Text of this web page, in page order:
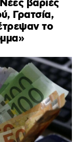
βαριές
Γρατσία,
το